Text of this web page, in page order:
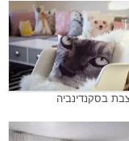
בסקנדינביה